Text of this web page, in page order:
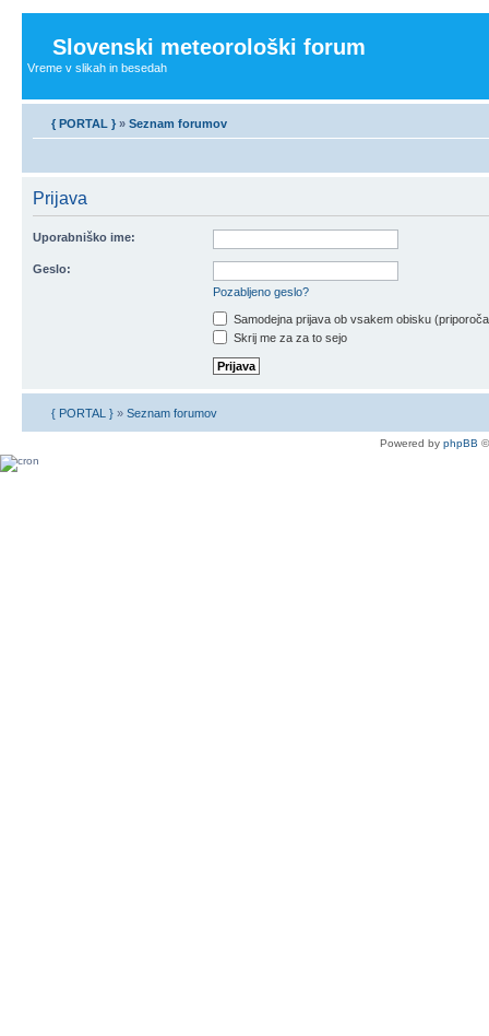
Slovenski meteorološki forum
Vreme v slikah in besedah
{ PORTAL } » Seznam forumov
Prijava
Uporabniško ime:
Geslo:
Pozabljeno geslo?
Samodejna prijava ob vsakem obisku
Skrij me za za to sejo
{ PORTAL } » Seznam forumov
Powered by phpBB